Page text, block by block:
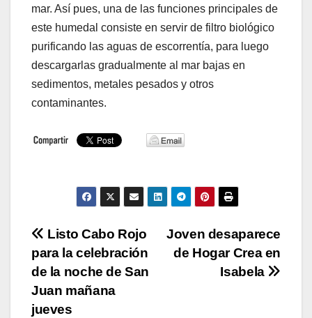
mar. Así pues, una de las funciones principales de
este humedal consiste en servir de filtro biológico
purificando las aguas de escorrentía, para luego
descargarlas gradualmente al mar bajas en
sedimentos, metales pesados y otros
contaminantes.
Navegación
de
entradas
Joven desaparece
de Hogar Crea en
Isabela
Listo Cabo Rojo
para la celebración
de la noche de San
Juan mañana
jueves